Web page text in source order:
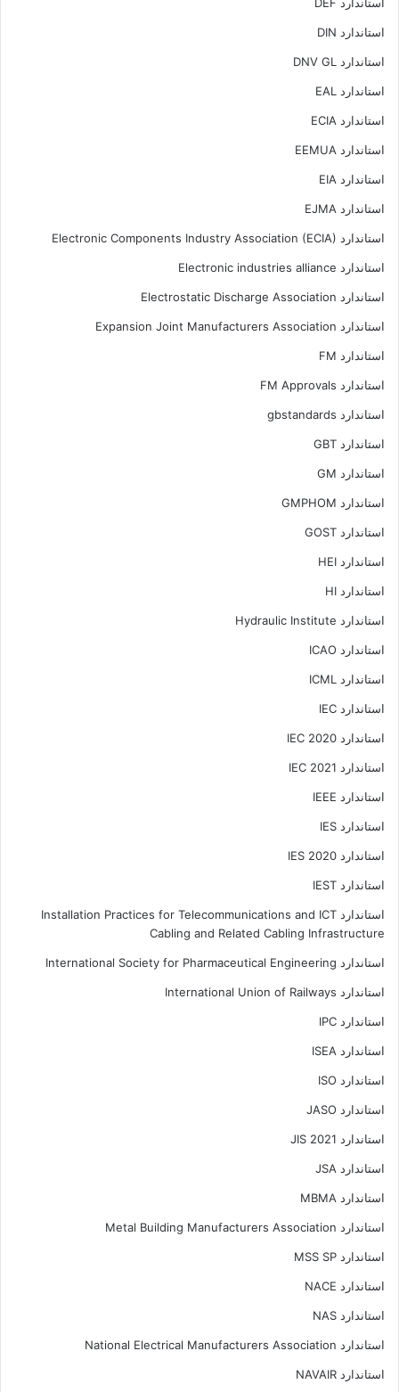
استاندارد DEF
استاندارد DIN
استاندارد DNV GL
استاندارد EAL
استاندارد ECIA
استاندارد EEMUA
استاندارد EIA
استاندارد EJMA
استاندارد Electronic Components Industry Association (ECIA)
استاندارد Electronic industries alliance
استاندارد Electrostatic Discharge Association
استاندارد Expansion Joint Manufacturers Association
استاندارد FM
استاندارد FM Approvals
استاندارد gbstandards
استاندارد GBT
استاندارد GM
استاندارد GMPHOM
استاندارد GOST
استاندارد HEI
استاندارد HI
استاندارد Hydraulic Institute
استاندارد ICAO
استاندارد ICML
استاندارد IEC
استاندارد IEC 2020
استاندارد IEC 2021
استاندارد IEEE
استاندارد IES
استاندارد IES 2020
استاندارد IEST
استاندارد Installation Practices for Telecommunications and ICT
Cabling and Related Cabling Infrastructure
استاندارد International Society for Pharmaceutical Engineering
استاندارد International Union of Railways
استاندارد IPC
استاندارد ISEA
استاندارد ISO
استاندارد JASO
استاندارد JIS 2021
استاندارد JSA
استاندارد MBMA
استاندارد Metal Building Manufacturers Association
استاندارد MSS SP
استاندارد NACE
استاندارد NAS
استاندارد National Electrical Manufacturers Association
استاندارد NAVAIR